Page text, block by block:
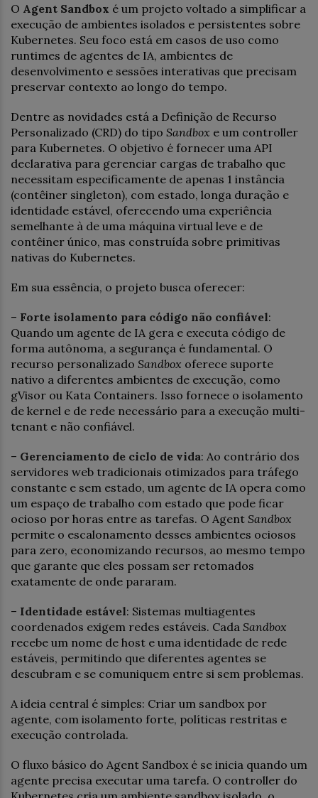
O Agent Sandbox é um projeto voltado a simplificar a
execução de ambientes isolados e persistentes sobre
Kubernetes. Seu foco está em casos de uso como
runtimes de agentes de IA, ambientes de
desenvolvimento e sessões interativas que precisam
preservar contexto ao longo do tempo.
Dentre as novidades está a Definição de Recurso
Personalizado (CRD) do tipo Sandbox e um controller
para Kubernetes. O objetivo é fornecer uma API
declarativa para gerenciar cargas de trabalho que
necessitam especificamente de apenas 1 instância
(contêiner singleton), com estado, longa duração e
identidade estável, oferecendo uma experiência
semelhante à de uma máquina virtual leve e de
contêiner único, mas construída sobre primitivas
nativas do Kubernetes.
Em sua essência, o projeto busca oferecer:
– Forte isolamento para código não confiável:
Quando um agente de IA gera e executa código de
forma autônoma, a segurança é fundamental. O
recurso personalizado Sandbox oferece suporte
nativo a diferentes ambientes de execução, como
gVisor ou Kata Containers. Isso fornece o isolamento
de kernel e de rede necessário para a execução multi-
tenant e não confiável.
– Gerenciamento de ciclo de vida: Ao contrário dos
servidores web tradicionais otimizados para tráfego
constante e sem estado, um agente de IA opera como
um espaço de trabalho com estado que pode ficar
ocioso por horas entre as tarefas. O Agent Sandbox
permite o escalonamento desses ambientes ociosos
para zero, economizando recursos, ao mesmo tempo
que garante que eles possam ser retomados
exatamente de onde pararam.
– Identidade estável: Sistemas multiagentes
coordenados exigem redes estáveis. Cada Sandbox
recebe um nome de host e uma identidade de rede
estáveis, permitindo que diferentes agentes se
descubram e se comuniquem entre si sem problemas.
A ideia central é simples: Criar um sandbox por
agente, com isolamento forte, políticas restritas e
execução controlada.
O fluxo básico do Agent Sandbox é se inicia quando um
agente precisa executar uma tarefa. O controller do